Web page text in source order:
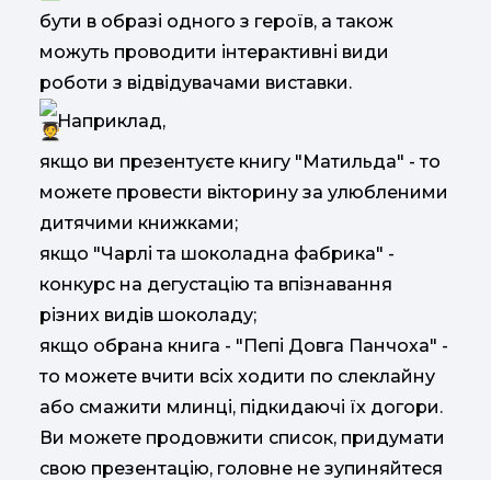
бути в образі одного з героїв, а також
можуть проводити інтерактивні види
роботи з відвідувачами виставки.
Наприклад,
якщо ви презентуєте книгу "Матильда" - то
можете провести вікторину за улюбленими
дитячими книжками;
якщо "Чарлі та шоколадна фабрика" -
конкурс на дегустацію та впізнавання
різних видів шоколаду;
якщо обрана книга - "Пепі Довга Панчоха" -
то можете вчити всіх ходити по слеклайну
або смажити млинці, підкидаючі їх догори.
Ви можете продовжити список, придумати
свою презентацію, головне не зупиняйтеся